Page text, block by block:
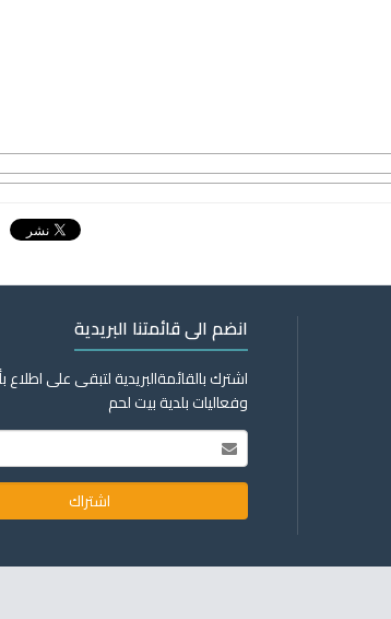
انضم الى قائمتنا البريدية
اشترك بالقائمةالبريدية لتبقى على اطلاع
وفعاليات بلدية بيت لحم